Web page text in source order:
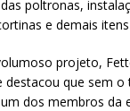
poltronas,
e demais
projeto,
destacou que sem
dos membros da